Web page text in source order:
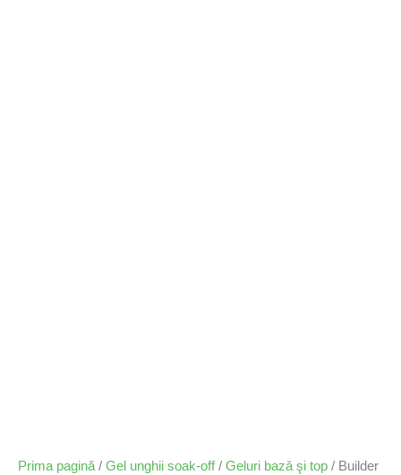
Prima pagină/ Gel unghii soak-off/ Geluri bazǎ şi top / Builder